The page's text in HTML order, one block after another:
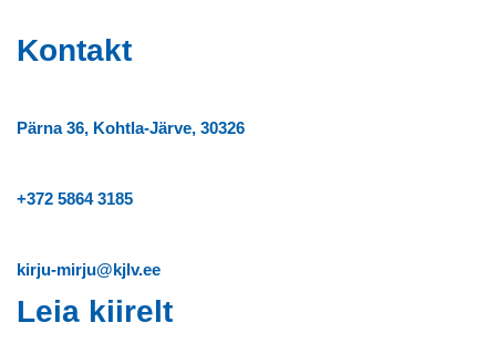
Kontakt
Pärna 36, Kohtla-Järve, 30326
+372 5864 3185
kirju-mirju@kjlv.ee
Leia kiirelt